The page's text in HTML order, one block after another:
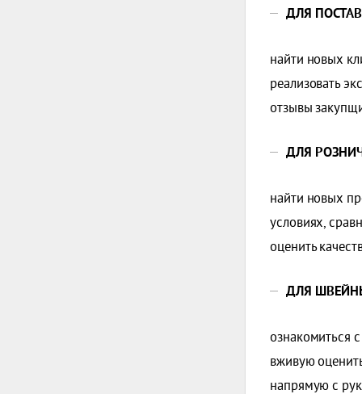
ДЛЯ
найти новых
реализовать
отзывы
ДЛЯ
найти новых
условиях,
оценить
ДЛЯ
ознакомиться
вживую
напрямую с